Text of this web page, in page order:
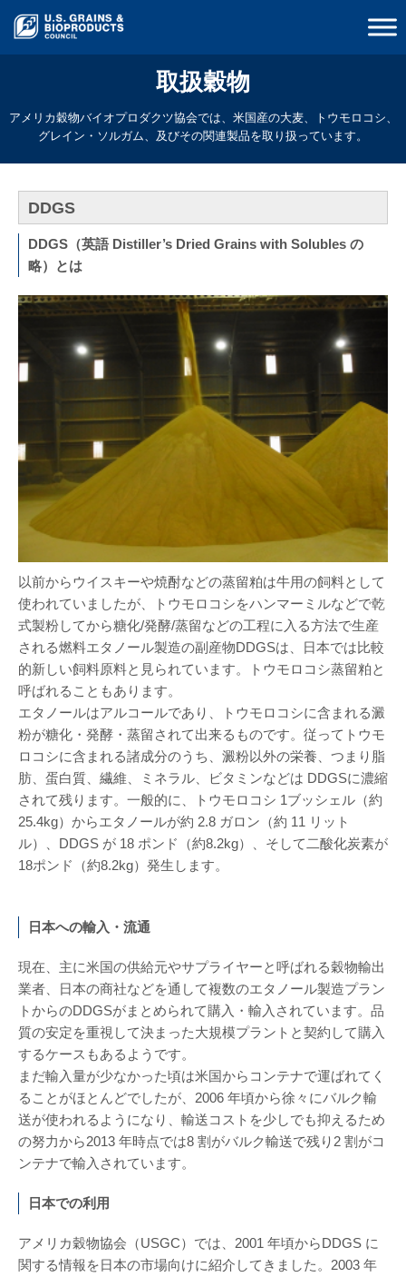
取扱穀物
アメリカ穀物バイオプロダクツ協会では、米国産の大麦、トウモロコシ、
グレイン・ソルガム、及びその関連製品を取り扱っています。
DDGS
DDGS（英語 Distiller’s Dried Grains with Solubles の
略）とは
以前からウイスキーや焼酎などの蒸留粕は牛用の飼料として
使われていましたが、トウモロコシをハンマーミルなどで乾
式製粉してから糖化/発酵/蒸留などの工程に入る方法で生産
される燃料エタノール製造の副産物DDGSは、日本では比較
的新しい飼料原料と見られています。トウモロコシ蒸留粕と
呼ばれることもあります。
エタノールはアルコールであり、トウモロコシに含まれる澱
粉が糖化・発酵・蒸留されて出来るものです。従ってトウモ
ロコシに含まれる諸成分のうち、澱粉以外の栄養、つまり脂
肪、蛋白質、繊維、ミネラル、ビタミンなどは DDGSに濃縮
されて残ります。一般的に、トウモロコシ 1ブッシェル（約
25.4kg）からエタノールが約 2.8 ガロン（約 11 リット
ル）、DDGS が 18 ポンド（約8.2kg）、そして二酸化炭素が
18ポンド（約8.2kg）発生します。
日本への輸入・流通
現在、主に米国の供給元やサプライヤーと呼ばれる穀物輸出
業者、日本の商社などを通して複数のエタノール製造プラン
トからのDDGSがまとめられて購入・輸入されています。品
質の安定を重視して決まった大規模プラントと契約して購入
するケースもあるようです。
まだ輸入量が少なかった頃は米国からコンテナで運ばれてく
ることがほとんどでしたが、2006 年頃から徐々にバルク輸
送が使われるようになり、輸送コストを少しでも抑えるため
の努力から2013 年時点では8 割がバルク輸送で残り2 割がコ
ンテナで輸入されています。
日本での利用
アメリカ穀物協会（USGC）では、2001 年頃からDDGS に
関する情報を日本の市場向けに紹介してきました。2003 年